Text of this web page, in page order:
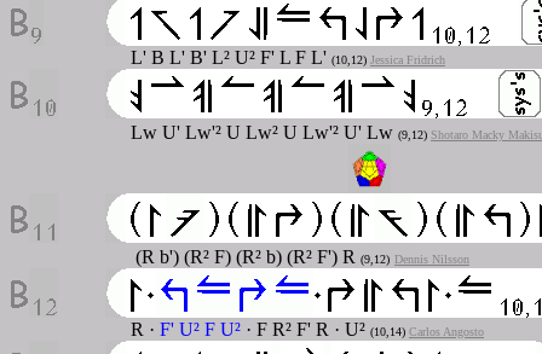
L' B L' B' L² U² F' L F L' (10,12) Jessica Fridrich
Lw U' Lw'² U Lw² U Lw'² U' Lw (9,12) Shotaro Macky
(R b') (R² F) (R² b) (R² F') R (9,12) Dennis Nilsson
R · F' U² F U² · F R² F' R · U² (10,14) Carlos Angosto